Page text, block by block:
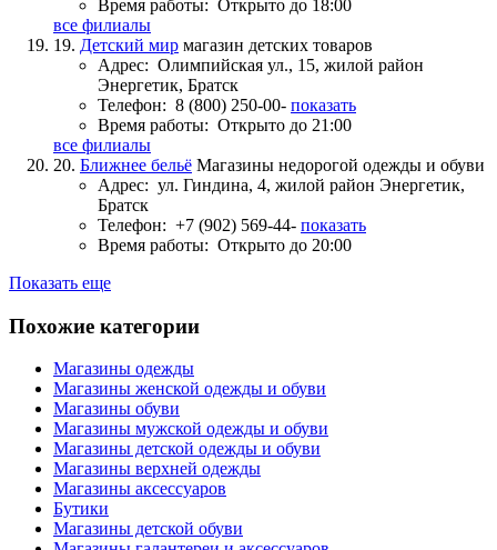
Время работы: Открыто до 18:00
все филиалы
19. Детский мир магазин детских товаров
Адрес: Олимпийская ул., 15, жилой район
Энергетик, Братск
Телефон: 8 (800) 250-00- показать
Время работы: Открыто до 21:00
все филиалы
20. Ближнее бельё Магазины недорогой одежды и обуви
Адрес: ул. Гиндина, 4, жилой район Энергетик,
Братск
Телефон: +7 (902) 569-44- показать
Время работы: Открыто до 20:00
Показать еще
Похожие категории
Магазины одежды
Магазины женской одежды и обуви
Магазины обуви
Магазины мужской одежды и обуви
Магазины детской одежды и обуви
Магазины верхней одежды
Магазины аксессуаров
Бутики
Магазины детской обуви